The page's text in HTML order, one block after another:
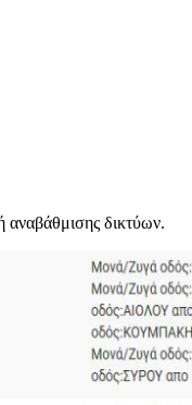
αναβάθμισης δικτύων.